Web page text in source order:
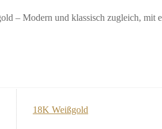
– Modern und klassisch zugleich, mit
18K Weißgold